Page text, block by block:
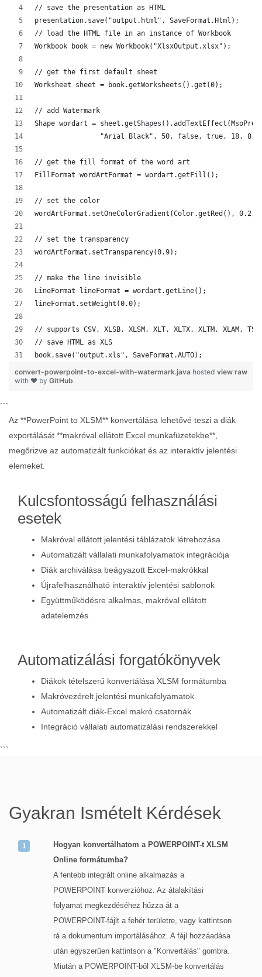
// save the presentation as HTML
presentation.save("output.html", SaveFormat.Html);
// load the HTML file in an instance of Workbook
Workbook book = new Workbook("XlsxOutput.xlsx");
// get the first default sheet
Worksheet sheet = book.getWorksheets().get(0);
// add Watermark
Shape wordart =
"Arial Black", 50, false, true, 18, 8,
// get the fill format of the word art
FillFormat wordArtFormat = wordart.getFill();
// set the color
wordArtFormat.setOneColorGradient(Color.getRed(), 0.2,
// set the transparency
wordArtFormat.setTransparency(0.9);
// make the line invisible
LineFormat lineFormat = wordart.getLine();
lineFormat.setWeight(0.0);
// supports CSV, XLSB, XLSM, XLT, XLTX, XLTM, XLAM,
// save HTML as XLS
book.save("output.xls", SaveFormat.AUTO);
view raw
convert-powerpoint-to-excel-with-watermark.java hosted
with ❤ by GitHub
```
Az **PowerPoint to XLSM** konvertálása lehetővé teszi a diák
exportálását **makróval ellátott Excel munkafüzetekbe**,
megőrizve az automatizált funkciókat és az interaktív jelentési
elemeket.
Kulcsfontosságú felhasználási
esetek
Makróval ellátott jelentési táblázatok létrehozása
Automatizált vállalati munkafolyamatok integrációja
Diák archiválása beágyazott Excel-makrókkal
Újrafelhasználható interaktív jelentési sablonok
Együttműködésre alkalmas, makróval ellátott
adatelemzés
Automatizálási forgatókönyvek
Diákok tételszerű konvertálása XLSM formátumba
Makróvezérelt jelentési munkafolyamatok
Automatizált diák-Excel makró csatornák
Integráció vállalati automatizálási rendszerekkel
```
Gyakran Ismételt Kérdések
Hogyan konvertálhatom a POWERPOINT-t XLSM
Online formátumba?
A fentebb integrált online alkalmazás a
POWERPOINT konverzióhoz. Az átalakítási
folyamat megkezdéséhez húzza át a
POWERPOINT-fájlt a fehér területre, vagy kattintson
rá a dokumentum importálásához. A fájl hozzáadása
után egyszerűen kattintson a "Konvertálás" gombra.
Miután a POWERPOINT-ből XLSM-be konvertálás